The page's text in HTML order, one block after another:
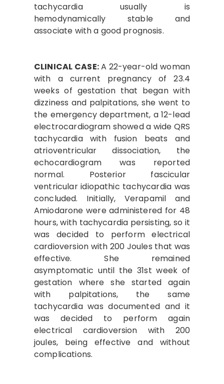
tachycardia usually is
hemodynamically stable and
associate with a good prognosis.
CLINICAL CASE:A 22-year-old woman
with a current pregnancy of 23.4
weeks of gestation that began with
dizziness and palpitations, she went to
the emergency department, a 12-lead
electrocardiogram showed a wide QRS
tachycardia with fusion beats and
atrioventricular dissociation, the
echocardiogram was reported
normal. Posterior fascicular
ventricular idiopathic tachycardia was
concluded. Initially, Verapamil and
Amiodarone were administered for 48
hours, with tachycardia persisting, so it
was decided to perform electrical
cardioversion with 200 Joules that was
effective. She remained
asymptomatic until the 31st week of
gestation where she started again
with palpitations, the same
tachycardia was documented and it
was decided to perform again
electrical cardioversion with 200
joules, being effective and without
complications.